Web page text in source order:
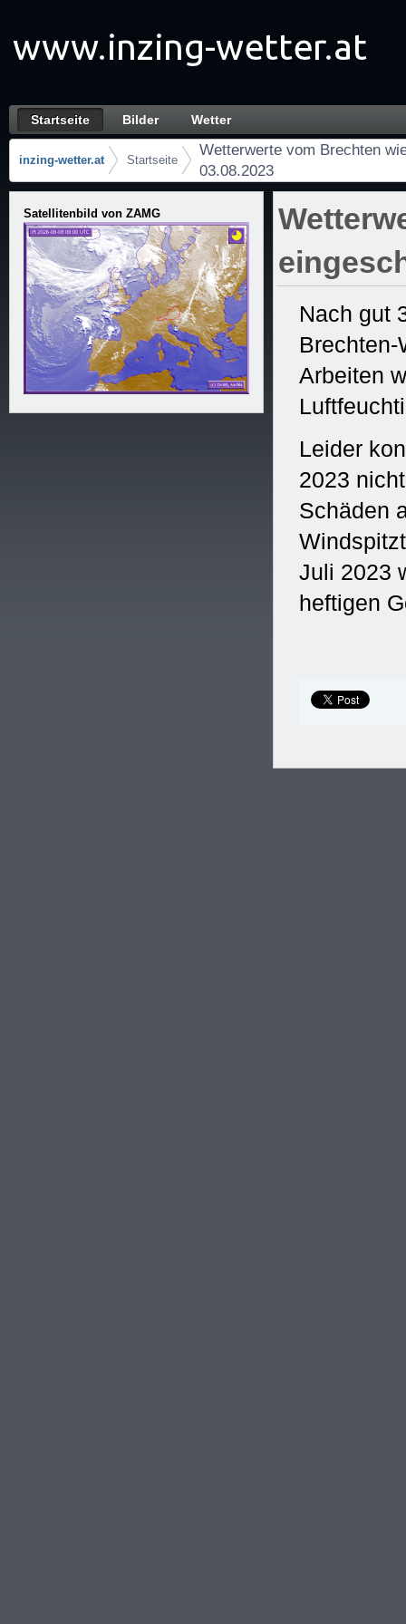
Wetterwerte vom Brechten wieder
Navigation
Startseite Bilder Wetter
Brotkrumen (Wo bin ich?)
inzing-wetter.at Startseite
Wetterwerte vom Brechten
03.08.2023
Satellitenbild von ZAMG
Nach gut
Brechten-
Arbeiten
Leider
2023
Schäden
Juli 2023
heftigen